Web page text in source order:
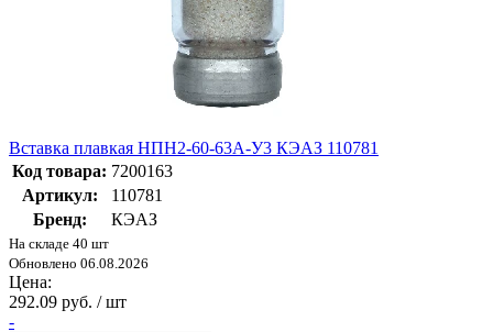
Вставка плавкая НПН2-60-63А-У3 КЭАЗ 110781
Код товара: 7200163
Артикул:
110781
Бренд:
КЭАЗ
На складе 40 шт
Обновлено 06.08.2026
Цена:
292.09 руб. / шт
-